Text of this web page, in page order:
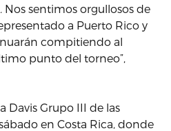
sentimos orgullosos de
a Puerto Rico y
compitiendo al
punto del torneo”,
Davis Grupo III de las
en Costa Rica, donde